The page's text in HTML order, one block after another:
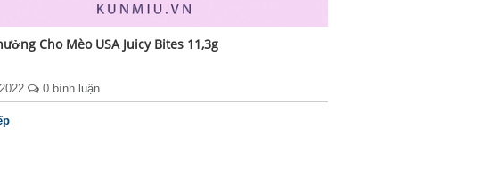
Cho Mèo USA Juicy Bites 11,3g
0 bình luận